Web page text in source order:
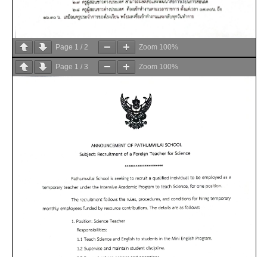
Page 1 / 2 Zoom 100%
Page 1 / 3 Zoom 100%